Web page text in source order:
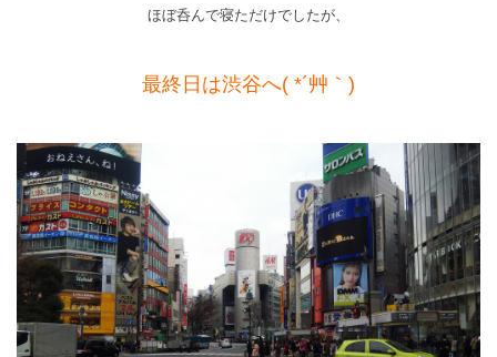
ほぼ呑んで寝ただけでしたが、
最終日は渋谷へ( *´艸｀)